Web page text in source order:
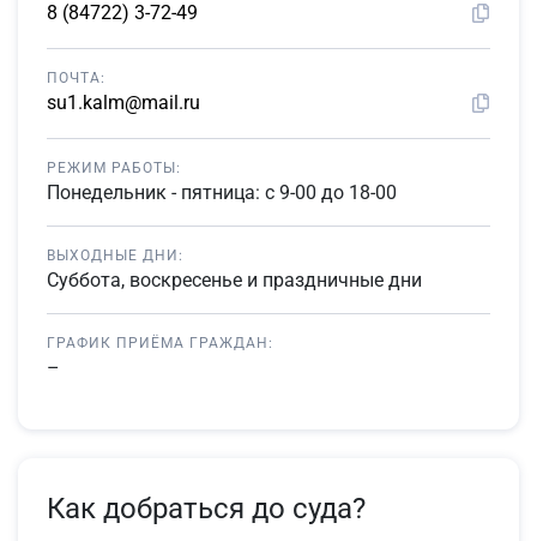
8 (84722) 3-72-49
ПОЧТА:
su1.kalm@mail.ru
РЕЖИМ РАБОТЫ:
Понедельник - пятница: с 9-00 до 18-00
ВЫХОДНЫЕ ДНИ:
Суббота, воскресенье и праздничные дни
ГРАФИК ПРИЁМА ГРАЖДАН:
–
Как добраться до суда?